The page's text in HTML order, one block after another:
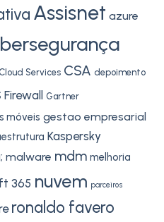
Assisnet azure
Cloud Services CSA depoimento
Firewall Gartner
móveis gestao empresarial
Kaspersky
malware mdm melhoria
365 nuvem parceiros
ronaldo favero